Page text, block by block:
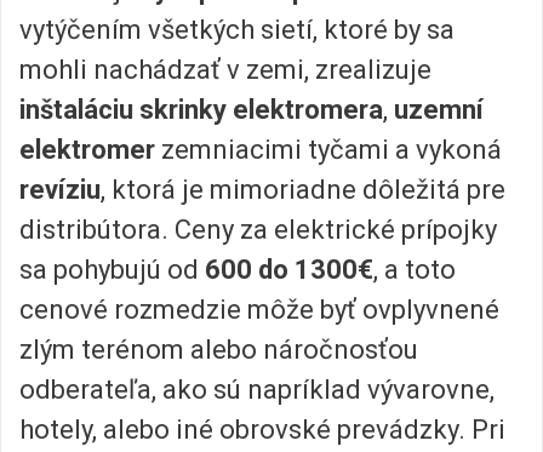
vytýčením všetkých sietí, ktoré by sa
mohli nachádzať v zemi, zrealizuje
inštaláciu skrinky elektromera, uzemní
elektromer zemniacimi tyčami a vykoná
revíziu, ktorá je mimoriadne dôležitá pre
distribútora. Ceny za elektrické prípojky
sa pohybujú od 600 do 1300€, a toto
cenové rozmedzie môže byť ovplyvnené
zlým terénom alebo náročnosťou
odberateľa, ako sú napríklad vývarovne,
hotely, alebo iné obrovské prevádzky. Pri